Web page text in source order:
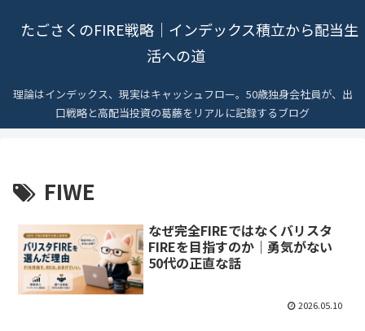
たごさくのFIRE戦略｜インデックス積立から配当生
活への道
理論はインデックス、現実はキャッシュフロー。50歳独身会社員が、出
口戦略と高配当投資の葛藤をリアルに記録するブログ
FIWE
なぜ完全FIREではなくバリスタ
FIREを目指すのか｜勇気がない
50代の正直な話
2026.05.10